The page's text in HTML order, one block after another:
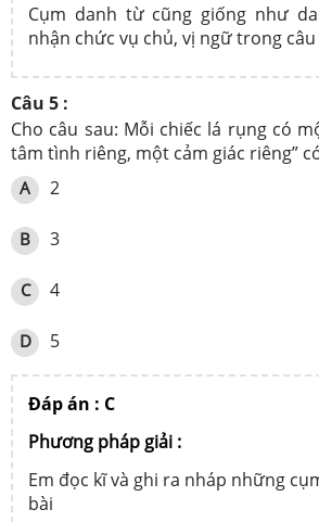
Cụm danh từ cũng giống như
nhận chức vụ chủ, vị ngữ trong câu
Câu 5 :
Cho câu sau: Mỗi chiếc lá rụng có
tâm tình riêng, một cảm giác riêng”
A 2
B 3
C 4
D 5
Đáp án : C
Phương pháp giải :
Em đọc kĩ và ghi ra nháp những
bài